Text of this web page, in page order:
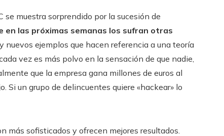
muestra sorprendido por la sucesión de
en las próximas semanas los sufran otras
nuevos ejemplos que hacen referencia a una teoría
vez es más polvo en la sensación de que nadie,
que la empresa gana millones de euros al
Si un grupo de delincuentes quiere «hackear» lo
más sofisticados y ofrecen mejores resultados.